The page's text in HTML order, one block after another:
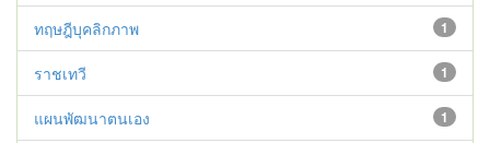
1
ทฤษฎีบุคลิกภาพ
1
ราชเทวี
1
แผนพัฒนาตนเอง